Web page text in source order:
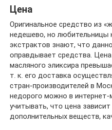
Цена
Оригинальное средство из
недешево, но любительницы
экстрактов знают, что
оправдывает средства. Цена
масляного эликсира
т. к. его доставка
стран-производителей в
недорого можно в интернет-
учитывать, что цена
дополнительных веществ,